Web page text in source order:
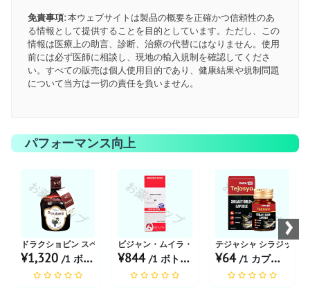
免責事項:本ウェブサイトは製品の概要を正確かつ信頼性のあ
る情報として提供することを目的としています。ただし、この
情報は医療上の助言、診断、治療の代替にはなりません。使用
前には必ず医師に相談し、現地の輸入規制を確認してくださ
い。すべての販売は個人使用目的であり、健康結果や規制問題
について当方は一切の責任を負いません。
パフォーマンス向上
お薬ショップ
ドラクショビン スペシャルトニック
¥1,320 /1 ボトル あたり
お薬ショップ
ビジャン・ムイラ・プアマ 希釈6倍
¥844/1 ボトル あたり
お薬ショップ
テジャシャ シラジット
¥64 /1 カプセル あたり
›